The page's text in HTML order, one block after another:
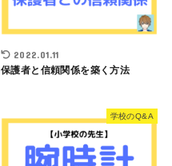
2022.01.11
保護者と信頼関係を築く方法
学校のQ&A